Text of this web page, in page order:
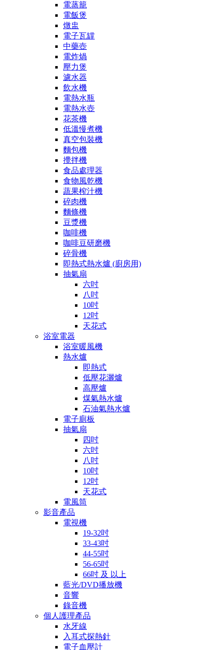
電蒸籠
電飯煲
燉盅
電子瓦罉
中藥壺
電炸煱
壓力煲
濾水器
飲水機
電熱水瓶
電熱水壺
花茶機
低溫慢煮機
真空包裝機
麵包機
攪拌機
食品處理器
食物風乾機
蔬果榨汁機
碎肉機
麵條機
豆漿機
咖啡機
咖啡豆研磨機
碎骨機
即熱式熱水爐 (廚房用)
抽氣扇
六吋
八吋
10吋
12吋
天花式
浴室電器
浴室暖風機
熱水爐
即熱式
低壓花灑爐
高壓爐
煤氣熱水爐
石油氣熱水爐
電子廁板
抽氣扇
四吋
六吋
八吋
10吋
12吋
天花式
電風筒
影音產品
電視機
19-32吋
33-43吋
44-55吋
56-65吋
66吋 及 以上
藍光/DVD播放機
音響
錄音機
個人護理產品
水牙線
入耳式探熱針
電子血壓計